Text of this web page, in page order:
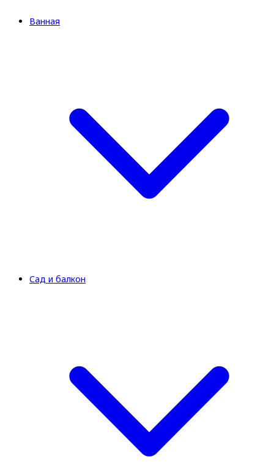
Ванная
Сад и балкон